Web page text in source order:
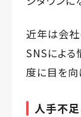
近年は会社
SNSによる
度に目を向
人手不